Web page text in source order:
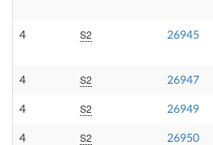
4 S2 26945
4 S2 26947
4 S2 26949
4 S2 26950